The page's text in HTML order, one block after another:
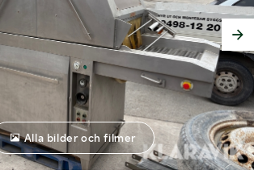
Alla bilder och filmer